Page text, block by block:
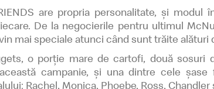
are propria personalitate, și
De la negocierile pentru ultimul
mai speciale atunci când sunt trăite alături
o porție mare de cartofi, două sosuri
campanie, și una dintre cele
Rachel, Monica, Phoebe, Ross, Chandler